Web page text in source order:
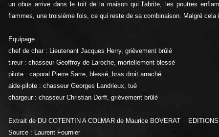
un obus arrive dans le toit de la maison qui l'abrite, les poutres
flammes, une troisième fois, ce qui reste de sa combinaison. Malgré
Equipage :
chef de char : Lieutenant Jacques Herry, grièvement brûlé
tireur : chasseur Geoffroy de Laroche, mortellement blessé
pilote : caporal Pierre Sarre, blessé, bras droit arraché
aide-pilote : chasseur Georges Landrieux, tué
chargeur : chasseur Christian Dorff, grièvement brûlé
Extrait de DU COTENTIN A COLMAR de Maurice BOVERAT
Source : Laurent Fournier